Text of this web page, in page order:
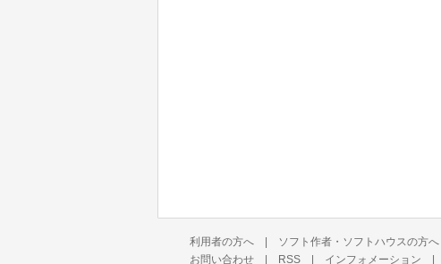
利用者の方へ | ソフト作者・ソフトハウスの方へ
お問い合わせ | RSS | インフォメーション |